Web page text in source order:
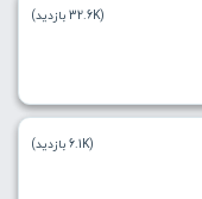
(32.6K بازدید)
(6.1K بازدید)